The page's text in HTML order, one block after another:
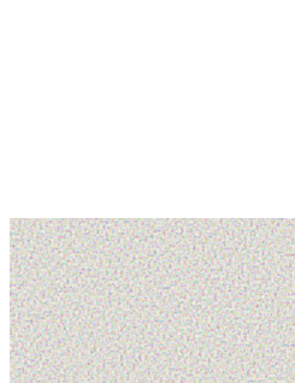
Cake topperImpression alimentaire